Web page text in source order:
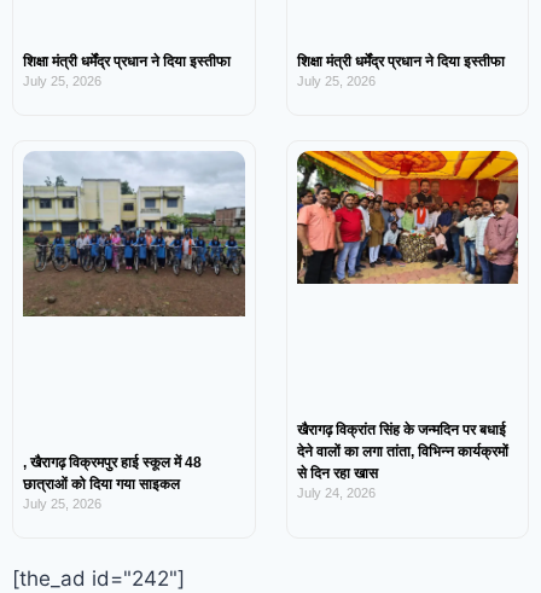
शिक्षा मंत्री धर्मेंद्र प्रधान ने दिया इस्तीफा
July 25, 2026
शिक्षा मंत्री धर्मेंद्र प्रधान ने दिया इस्तीफा
July 25, 2026
, खैरागढ़ विक्रमपुर हाई स्कूल में 48
छात्राओं को दिया गया साइकल
July 25, 2026
खैरागढ़ विक्रांत सिंह के जन्मदिन पर बधाई
देने वालों का लगा तांता, विभिन्न कार्यक्रमों
से दिन रहा खास
July 24, 2026
[the_ad id="242"]